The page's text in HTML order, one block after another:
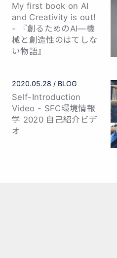
My first book on AI
and Creativity is out!
- 『創るためのAI—機
械と創造性のはてしな
い物語』
2020.05.28 BLOG
Self-Introduction
Video - SFC環境情報
学 2020 自己紹介ビデ
オ